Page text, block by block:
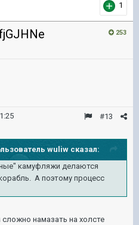
1
253
#13
wuliw сказал:
камуфляжи делаются
А поэтому процесс
намазать на холсте